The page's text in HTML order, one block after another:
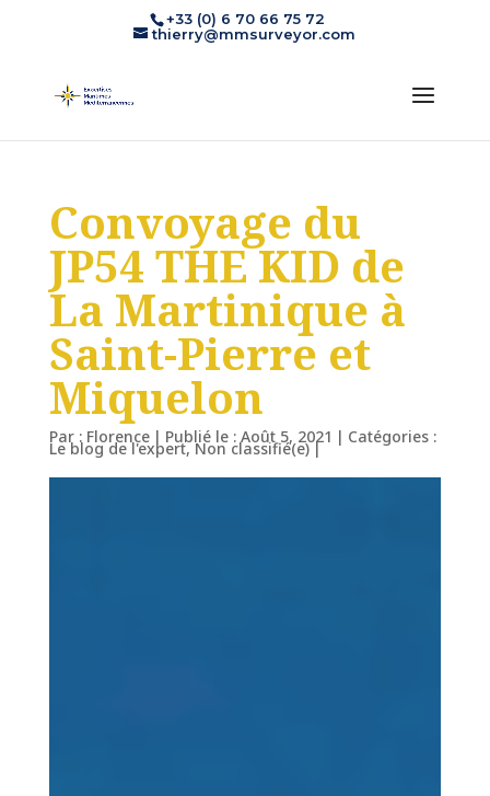
+33 (0) 6 70 66 75 72
thierry@mmsurveyor.com
Convoyage du
JP54 THE KID de
La Martinique à
Saint-Pierre et
Miquelon
Par : Florence | Publié le : Août 5, 2021 | Catégories :
Le blog de l'expert,Non classifié(e)|